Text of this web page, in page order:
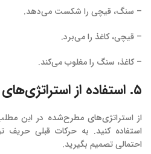
– سنگ، قیچی را شکست می‌دهد.
– قیچی، کاغذ را می‌برد.
– کاغذ، سنگ را مغلوب می‌کند.
۵. استفاده از استراتژی‌های برد
از استراتژی‌های مطرح‌شده در این
استفاده کنید. به حرکات قبلی حریف
احتمالی تصمیم بگیرید.